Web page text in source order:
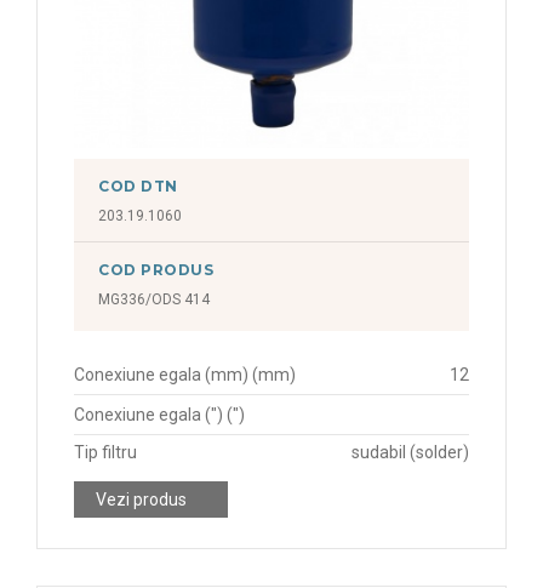
COD DTN
203.19.1060
COD PRODUS
MG336/ODS 414
Conexiune egala (mm) (mm) 12
Conexiune egala (") (")
Tip filtru
sudabil (solder)
Vezi produs